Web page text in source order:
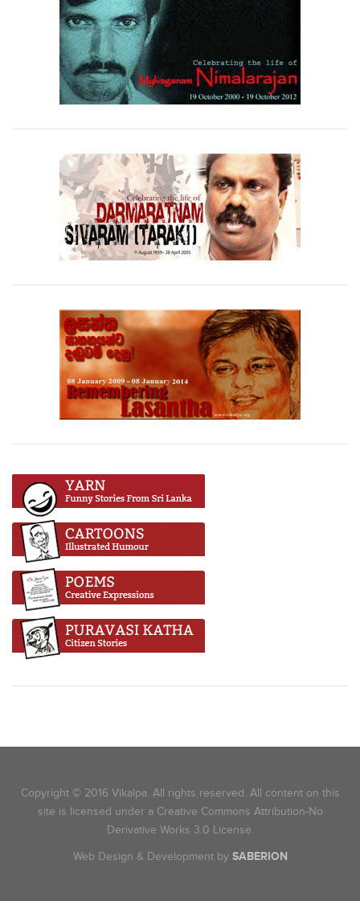
Copyright © 2016 Vikalpa. All rights reserved. All content on this
site is licensed under a Creative Commons Attribution-No
Derivative Works 3.0 License.
Web Design & Development by SABERION